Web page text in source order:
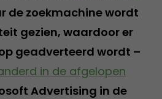
de zoekmachine wordt
gezien, waardoor er
geadverteerd wordt –
in de afgelopen
Advertising in de